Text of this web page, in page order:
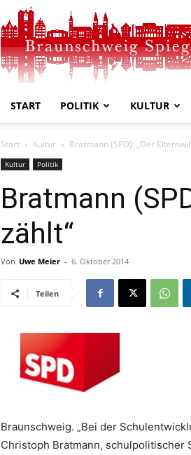
Spiegel
START POLITIK KULTUR
Start Kultur Bratmann (SPD): „Der
Kultur Politik
Bratmann
zählt“
Von Uwe Meier - 6. Oktober 2014
Teilen
Braunschweig. „Bei der
Christoph Bratmann, schulpolitischer